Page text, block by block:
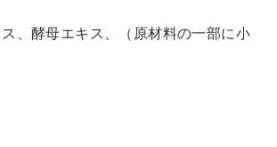
、酵母エキス、（原材料の一部に小